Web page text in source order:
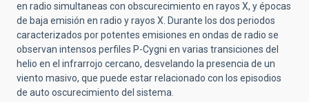
en radio simultaneas con obscurecimiento en rayos X, y épocas
de baja emisión en radio y rayos X. Durante los dos periodos
caracterizados por potentes emisiones en ondas de radio se
observan intensos perfiles P-Cygni en varias transiciones del
helio en el infrarrojo cercano, desvelando la presencia de un
viento masivo, que puede estar relacionado con los episodios
de auto oscurecimiento del sistema.